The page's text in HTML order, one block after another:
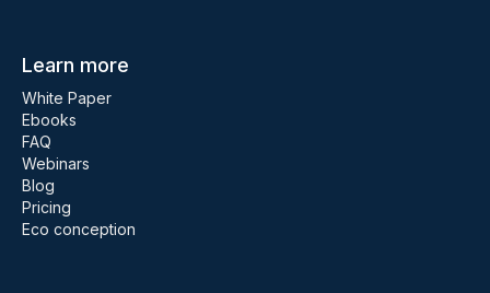
Learn more
White Paper
Ebooks
FAQ
Webinars
Blog
Pricing
Eco conception